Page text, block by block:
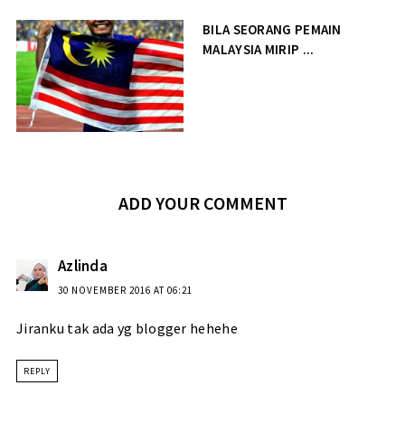
BILA SEORANG PEMAIN
MALAYSIA MIRIP ...
ADD YOUR COMMENT
Azlinda
30 NOVEMBER 2016 AT 06:21
Jiranku tak ada yg blogger hehehe
REPLY